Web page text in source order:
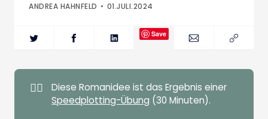
ANDREA HAHNFELD 01.JULI.2024
Save
🏋️‍♀️
Diese Romanidee ist das Ergebnis einer
Speedplotting-Übung (30 Minuten).